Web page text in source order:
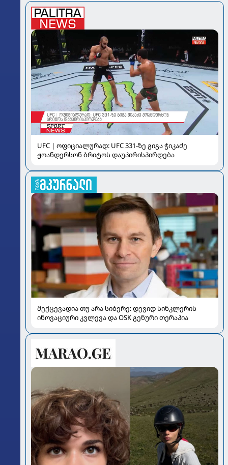
UFC | ოფიციალურად: UFC 331-ზე გიგა ჭიკაძე
ჟოანდერსონ ბრიტოს დაუპირისპირდება
შექცევადია თუ არა სიბერე: დევიდ სინკლერის
ინოვაციური კვლევა და OSK გენური თერაპია